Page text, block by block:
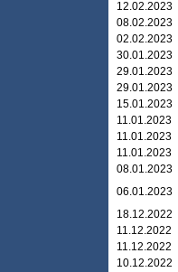
12.02.2023
08.02.2023
02.02.2023
30.01.2023
29.01.2023
29.01.2023
15.01.2023
11.01.2023
11.01.2023
11.01.2023
08.01.2023
06.01.2023
18.12.2022
11.12.2022
11.12.2022
10.12.2022